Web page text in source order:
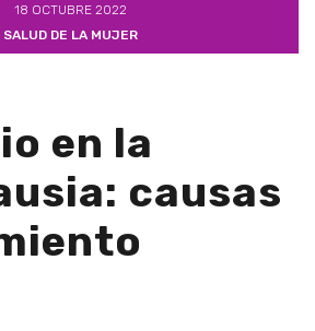
18 OCTUBRE 2022
SALUD DE LA MUJER
en la
causas